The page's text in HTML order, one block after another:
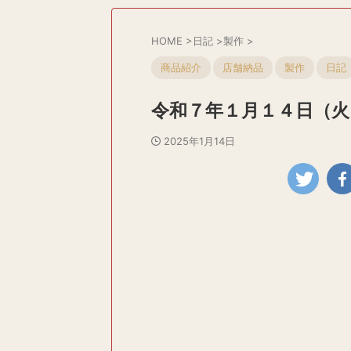
HOME >日記 >製作 >
商品紹介 店舗納品 製作 日記
令和７年１月１４日（
2025年1月14日